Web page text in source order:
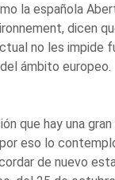
la española
dicen
no les impide
ámbito europeo.
que hay una
eso lo
de nuevo